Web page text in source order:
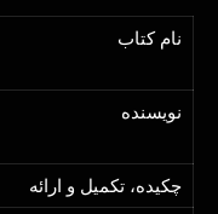
نام کتاب
نویسنده
چکیده، تکمیل و ارائه